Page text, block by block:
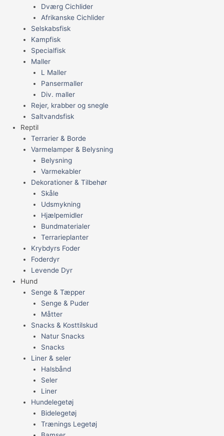
Dværg Cichlider
Afrikanske Cichlider
Selskabsfisk
Kampfisk
Specialfisk
Maller
L Maller
Pansermaller
Div. maller
Rejer, krabber og snegle
Saltvandsfisk
Reptil
Terrarier & Borde
Varmelamper & Belysning
Belysning
Varmekabler
Dekorationer & Tilbehør
Skåle
Udsmykning
Hjælpemidler
Bundmaterialer
Terrarieplanter
Krybdyrs Foder
Foderdyr
Levende Dyr
Hund
Senge & Tæpper
Senge & Puder
Måtter
Snacks & Kosttilskud
Natur Snacks
Snacks
Liner & seler
Halsbånd
Seler
Liner
Hundelegetøj
Bidelegetøj
Trænings Legetøj